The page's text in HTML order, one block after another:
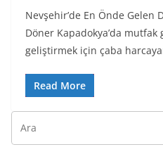
Nevşehir’de En Önde Gelen
Döner Kapadokya’da
geliştirmek için çaba
Read More